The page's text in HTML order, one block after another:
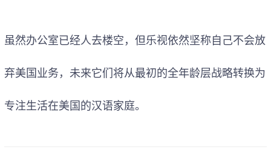
虽然办公室已经人去楼空，但乐视依然坚称自己不会放
弃美国业务，未来它们将从最初的全年龄层战略转换为
专注生活在美国的汉语家庭。